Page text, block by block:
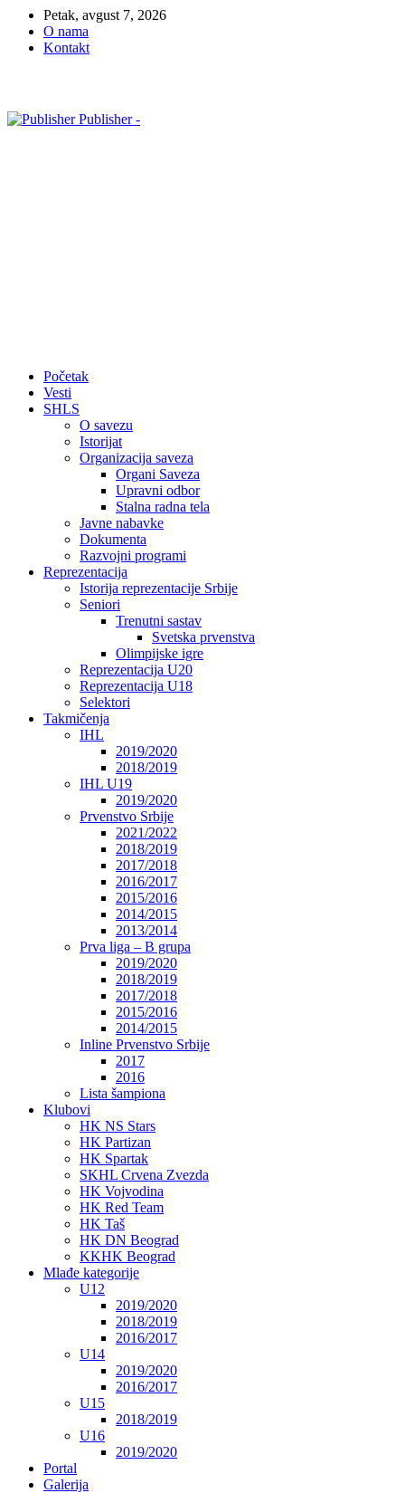
Petak, avgust 7, 2026
O nama
Kontakt
Publisher -
Početak
Vesti
SHLS
O savezu
Istorijat
Organizacija saveza
Organi Saveza
Upravni odbor
Stalna radna tela
Javne nabavke
Dokumenta
Razvojni programi
Reprezentacija
Istorija reprezentacije Srbije
Seniori
Trenutni sastav
Svetska prvenstva
Olimpijske igre
Reprezentacija U20
Reprezentacija U18
Selektori
Takmičenja
IHL
2019/2020
2018/2019
IHL U19
2019/2020
Prvenstvo Srbije
2021/2022
2018/2019
2017/2018
2016/2017
2015/2016
2014/2015
2013/2014
Prva liga – B grupa
2019/2020
2018/2019
2017/2018
2015/2016
2014/2015
Inline Prvenstvo Srbije
2017
2016
Lista šampiona
Klubovi
HK NS Stars
HK Partizan
HK Spartak
SKHL Crvena Zvezda
HK Vojvodina
HK Red Team
HK Taš
HK DN Beograd
KKHK Beograd
Mlađe kategorije
U12
2019/2020
2018/2019
2016/2017
U14
2019/2020
2016/2017
U15
2018/2019
U16
2019/2020
Portal
Galerija